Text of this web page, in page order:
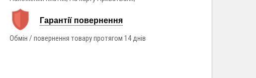
Гарантії повернення
Обмін / повернення товару протягом 14 днів